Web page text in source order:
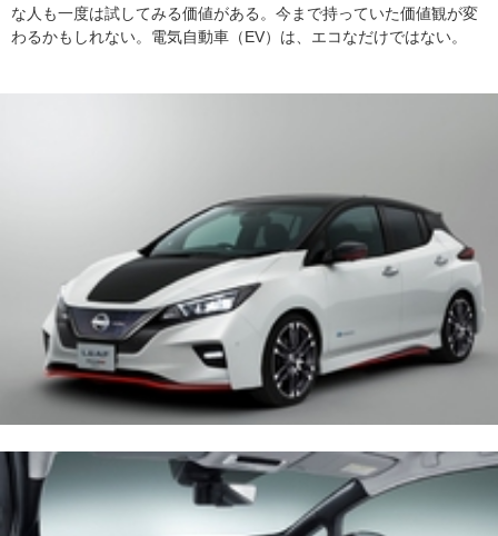
な人も一度は試してみる価値がある。今まで持っていた価値観が変
わるかもしれない。電気自動車（EV）は、エコなだけではない。